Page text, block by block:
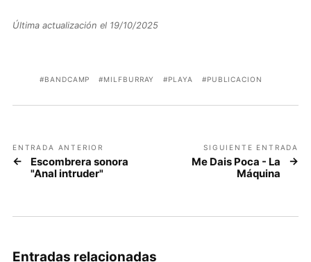
Última actualización el 19/10/2025
BANDCAMP MILFBURRAY PLAYA PUBLICACION
ENTRADA ANTERIOR
Escombrera sonora
"Anal intruder"
SIGUIENTE ENTRADA
Me Dais Poca - La
Máquina
Entradas relacionadas